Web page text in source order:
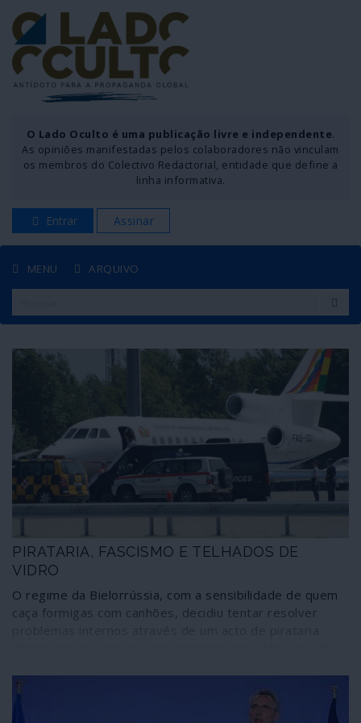
O Lado Oculto é uma publicação livre e independente.
As opiniões manifestadas pelos colaboradores não vinculam
os membros do Colectivo Redactorial, entidade que define a
linha informativa.
Entrar Assinar
MENU ARQUIVO
PIRATARIA, FASCISMO E TELHADOS DE
VIDRO
O regime da Bielorrússia, com a sensibilidade de quem
caça formigas com canhões, decidiu tentar resolver
cartas viciadas da geopolítica, um ás de trunfo que vai
servir para acelerar, a partir de agora, as manobras de
desestabilização e de mudança de regime que têm